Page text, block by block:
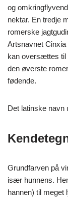
og
nektar. En tredje
romerske
Artsnavnet
kan oversættes til
den øverste
fødende.
Det latinske
Grundfarven på
især hunnens.
hannen) til